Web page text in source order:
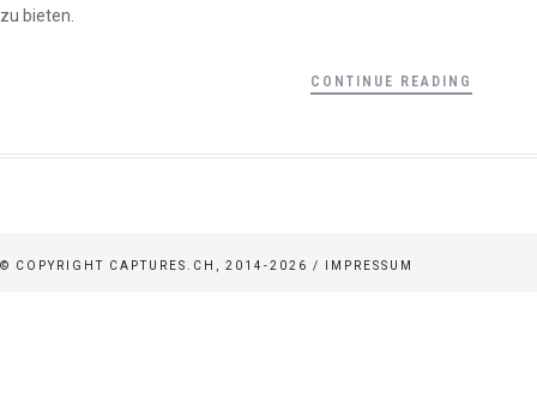
zu bieten.
CONTINUE READING
© COPYRIGHT CAPTURES.CH, 2014-2026 / IMPRESSUM